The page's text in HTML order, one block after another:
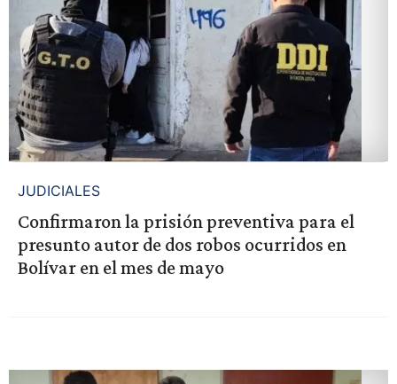
JUDICIALES
Confirmaron la prisión preventiva para el
presunto autor de dos robos ocurridos en
Bolívar en el mes de mayo